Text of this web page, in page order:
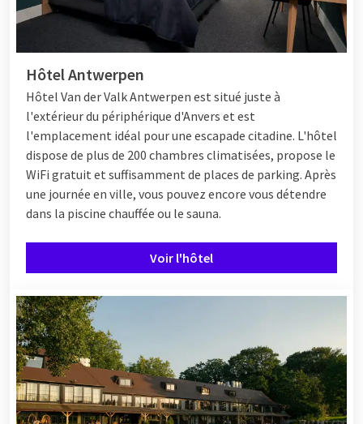
Hôtel Antwerpen
Hôtel Van der Valk Antwerpen est situé juste à
l'extérieur du périphérique d'Anvers et est
l'emplacement idéal pour une escapade citadine. L'hôtel
dispose de plus de 200 chambres climatisées, propose le
WiFi gratuit et suffisamment de places de parking. Après
une journée en ville, vous pouvez encore vous détendre
dans la piscine chauffée ou le sauna.
Voir l'hôtel